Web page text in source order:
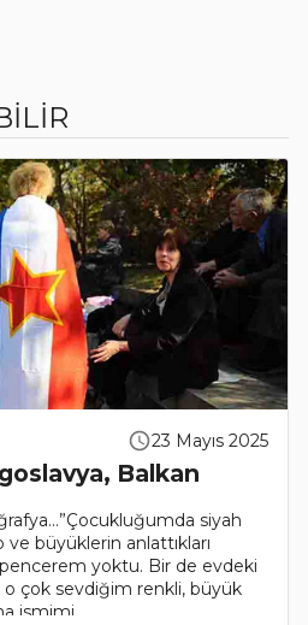
23 Mayıs 2025
Balkan
siyah
büyüklerin anlattıkları
pencerem yoktu. Bir de evdeki
çok sevdiğim renkli, büyük
ismimi..